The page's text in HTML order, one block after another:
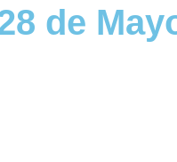
de